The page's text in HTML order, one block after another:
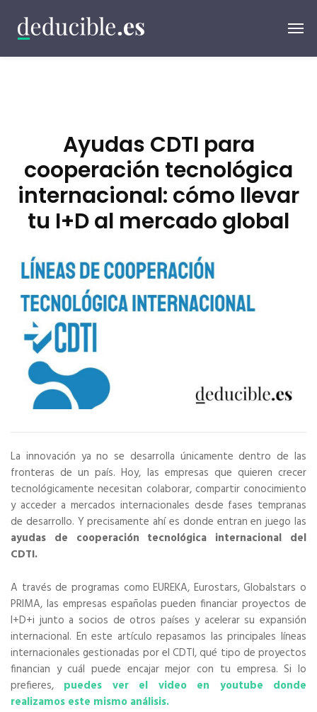
Ayudas CDTI para
cooperación tecnológica
internacional: cómo llevar
tu I+D al mercado global
La innovación ya no se desarrolla únicamente dentro de las
fronteras de un país. Hoy, las empresas que quieren crecer
tecnológicamente necesitan colaborar, compartir conocimiento
y acceder a mercados internacionales desde fases tempranas
de desarrollo. Y precisamente ahí es donde entran en juego las
ayudas de cooperación tecnológica internacional del
CDTI.
A través de programas como EUREKA, Eurostars, Globalstars o
PRIMA, las empresas españolas pueden financiar proyectos de
I+D+i junto a socios de otros países y acelerar su expansión
internacional. En este artículo repasamos las principales líneas
internacionales gestionadas por el CDTI, qué tipo de proyectos
financian y cuál puede encajar mejor con tu empresa. Si lo
prefieres, puedes ver el video en youtube donde
realizamos este mismo análisis.